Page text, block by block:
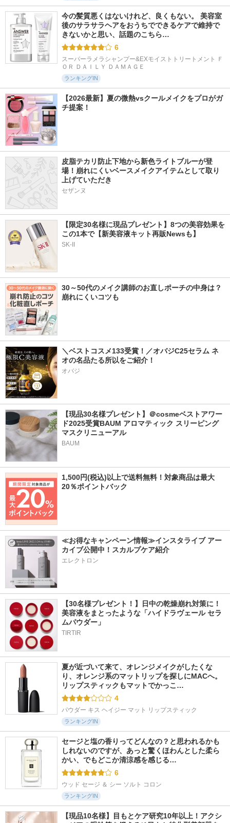
今の髪質悪くはないけれど、良くもない。 美容室
後のサラサラヘアをおうちでできるケアで維持で
きないかと思い、話題のこちら…
6
スーパーラメラシャンプー&EXモイストトリートメント Ｆ
ＯＲ ＤＡＩＬＹ ＤＡＭＡＧＥ
ランキングIN
【2026最新】夏の微熱vsクールメイクをプロがガ
チ提案！
皮脂テカリ防止下地から新色ライトブルーが登
場！崩れにくいベースメイクアイテムとして取り
上げていただき
セザンヌ
【限定30名様に現品プレゼント】8つの美容効果を
この1本で【新美容液キット再販Newsも】
SK-II
30～50代のメイク講師のお直しポーチの中身は？
崩れにくいコツも
＼ベストコスメ133受賞！／オバジC25セラム ネ
オの名品たる所以をご紹介！
オバジ
【現品30名様プレゼント】＠cosmeベストアワー
ド2025受賞BAUM アロマティック スリーピング
マスクリニューアル
BAUM
1,500円(税込)以上で送料無料！対象商品は最大
20％ポイントバック
≪お得なキャンペーン情報≫インスタライブ アー
カイブ公開中！スカルプケア紹介
エレクトロン
【30名様プレゼント！】日中の乾燥崩れ対策に！
美容液をまとったような「ハイドラヴェール セラ
ムパウダー」
TIRTIR
夏が近づいて来て、オレンジメイクがしたくな
り、オレンジ系のマットリップを探しにMACへ。
リップスティックもマットでかっこ…
4
パウダー キス ヘイジー マット リップスティック
ランキングIN
セージと塩の香りってどんなの？と思われるかも
しれないのですが、あっと驚くほわんとした柔ら
かい、でもどこか清涼感を感じる…
6
ウッド セージ ＆ シー ソルト コロン
ランキングIN
【現品10名様】目もとケア研究10年以上！アクシ